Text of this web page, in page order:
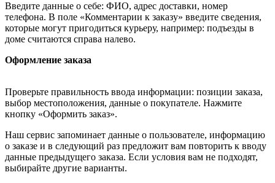
Введите данные о себе: ФИО, адрес доставки, номер
телефона. В поле «Комментарии к заказу» введите сведения,
которые могут пригодиться курьеру, например: подъезды в
доме считаются справа налево.
Оформление заказа
Проверьте правильность ввода информации: позиции заказа,
выбор местоположения, данные о покупателе. Нажмите
кнопку «Оформить заказ».
Наш сервис запоминает данные о пользователе, информацию
о заказе и в следующий раз предложит вам повторить к вводу
данные предыдущего заказа. Если условия вам не подходят,
выбирайте другие варианты.